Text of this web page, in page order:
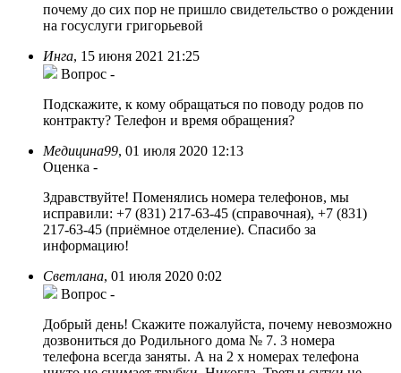
почему до сих пор не пришло свидетельство о рождении
на госуслуги григорьевой
Инга, 15 июня 2021 21:25
Вопрос -
Подскажите, к кому обращаться по поводу родов по
контракту? Телефон и время обращения?
Медицина99, 01 июля 2020 12:13
Оценка -
Здравствуйте! Поменялись номера телефонов, мы
исправили: +7 (831) 217-63-45 (справочная), +7 (831)
217-63-45 (приёмное отделение). Спасибо за
информацию!
Светлана, 01 июля 2020 0:02
Вопрос -
Добрый день! Скажите пожалуйста, почему невозможно
дозвониться до Родильного дома № 7. 3 номера
телефона всегда заняты. А на 2 х номерах телефона